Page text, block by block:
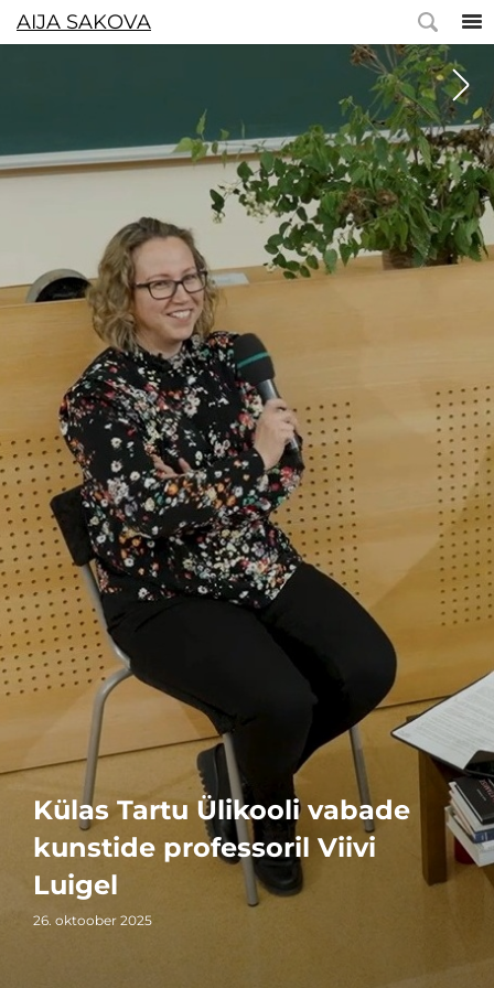
AIJA SAKOVA
Külas Tartu Ülikooli vabade
kunstide professoril Viivi
Luigel
26. oktoober 2025